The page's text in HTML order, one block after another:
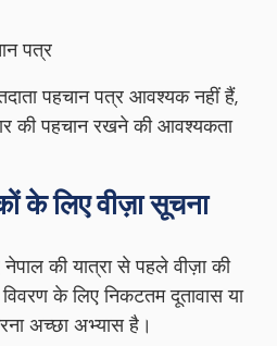
पत्र
पहचान पत्र आवश्यक नहीं हैं,
की पहचान रखने की आवश्यकता
के लिए वीज़ा सूचना
की यात्रा से पहले वीज़ा की
के लिए निकटतम दूतावास या
अच्छा अभ्यास है।